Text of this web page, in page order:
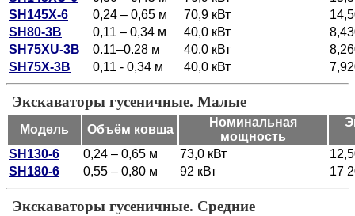
SH145X-6
0,24 – 0,65 м 70,9 кВт
SH80-3B
0,11 – 0,34 м 40,0 кВт
SH75XU-3B
0.11–0.28 м 40.0 кВт
SH75X-3B
0,11 - 0,34 м 40,0 кВт
Экскаваторы гусеничные. Малые
Модель Объём ковша
Номинальная
мощность
SH130-6 0,24 – 0,65 м 73,0 кВт
SH180-6
0,55 – 0,80 м 92 кВт 17
Экскаваторы гусеничные. Средние